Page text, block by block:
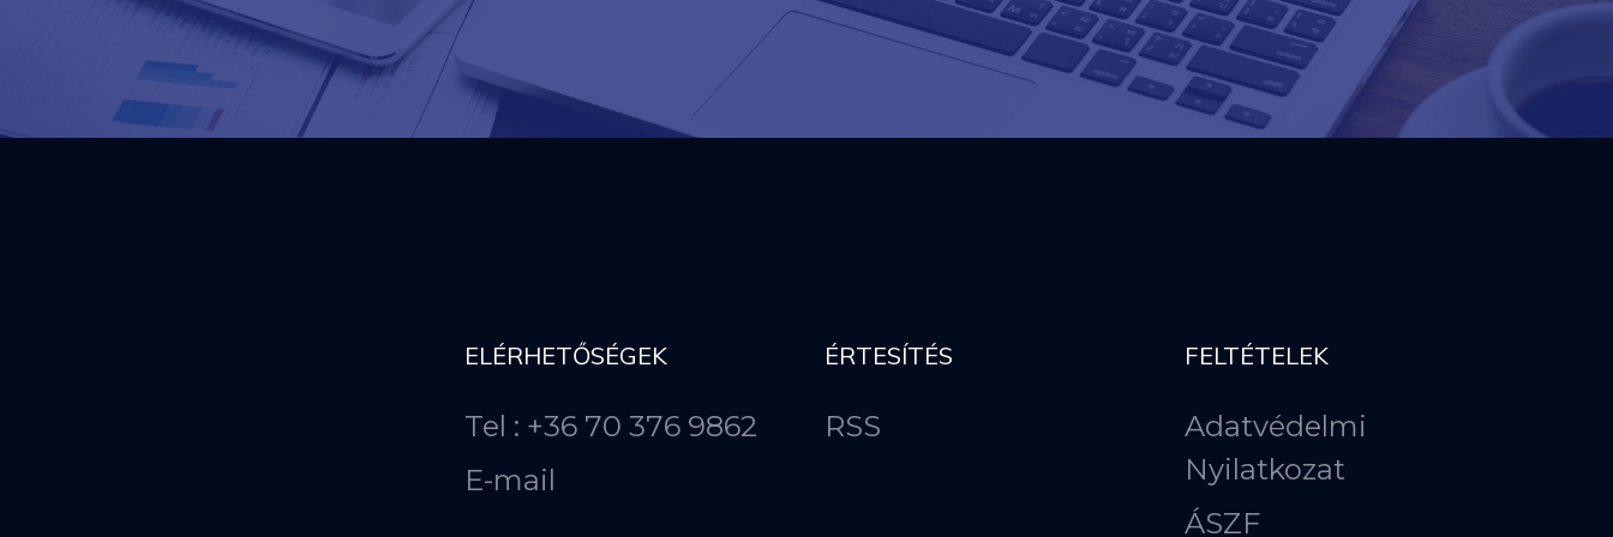
ELÉRHETŐSÉGEK
Tel : +36 70 376 9862
E-mail
ÉRTESÍTÉS
RSS
FELTÉTELEK
Adatvédelmi
Nyilatkozat
ÁSZF